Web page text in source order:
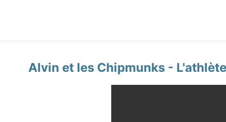
Alvin et les Chipmunks - L'athlète